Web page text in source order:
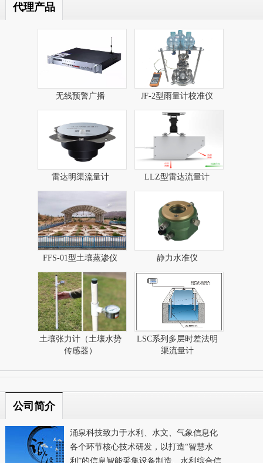
代理产品
无线预警广播​ JF-2型雨量计校准仪
雷达明渠流量计 LLZ型雷达流量计​
FFS-01型土壤蒸渗仪 静力水准仪
土壤张力计（土壤水势
传感器）
LSC系列多层时差法明
渠流量计
公司简介
涌泉科技致力于水利、水文、气象信息化
各个环节核心技术研发，以打造“智慧水
利”的信息智能采集设备制造、水利综合信